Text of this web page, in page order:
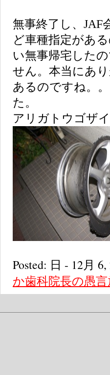
無事終了し、JAF
ど車種指定があ
い無事帰宅した
せん。本当にあ
あるのですね。
た。
アリガトウゴザ
Posted: 日 - 12月
か歯科院長の愚